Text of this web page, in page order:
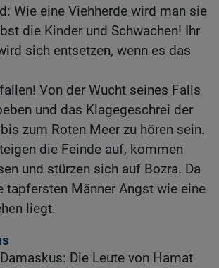
Wie eine Viehherde wird man sie
die Kinder und Schwachen! Ihr
sich entsetzen, wenn es das
Von der Wucht seines Falls
und das Klagegeschrei der
zum Roten Meer zu hören sein.
die Feinde auf, kommen
und stürzen sich auf Bozra. Da
tapfersten Männer Angst wie eine
liegt.
Die Leute von Hamat